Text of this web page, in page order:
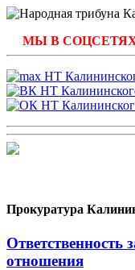
МЫ В
Прокуратура
Ответственность
отношения